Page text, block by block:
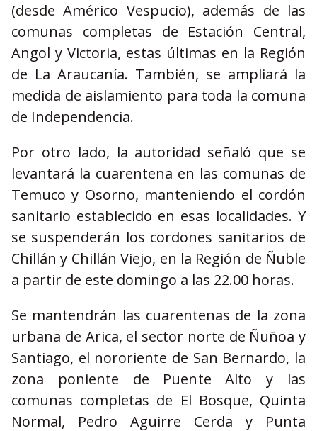
(desde Américo Vespucio), además de las
comunas completas de Estación Central,
Angol y Victoria, estas últimas en la Región
de La Araucanía. También, se ampliará la
medida de aislamiento para toda la comuna
de Independencia.
Por otro lado, la autoridad señaló que se
levantará la cuarentena en las comunas de
Temuco y Osorno, manteniendo el cordón
sanitario establecido en esas localidades. Y
se suspenderán los cordones sanitarios de
Chillán y Chillán Viejo, en la Región de Ñuble
a partir de este domingo a las 22.00 horas.
Se mantendrán las cuarentenas de la zona
urbana de Arica, el sector norte de Ñuñoa y
Santiago, el nororiente de San Bernardo, la
zona poniente de Puente Alto y las
comunas completas de El Bosque, Quinta
Normal, Pedro Aguirre Cerda y Punta